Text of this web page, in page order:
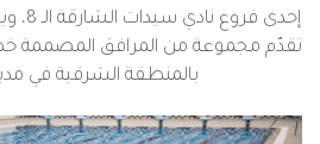
إحدى
تقدّم مجموعة من المرافق المصممة
بالمنطقة الشرقية في